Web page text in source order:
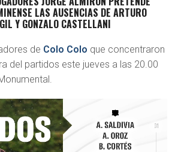
LAS AUSENCIAS DE ARTURO
Y GONZALO CASTELLANI
de Colo Colo que concentraron
del partidos este jueves a las 20.00